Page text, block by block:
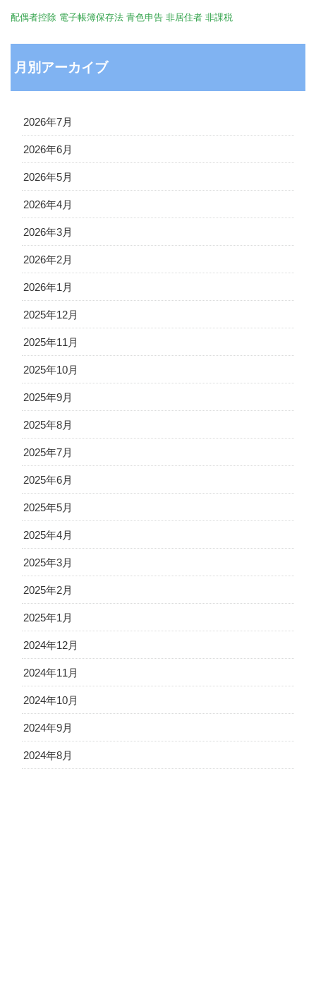
配偶者控除 電子帳簿保存法 青色申告 非居住者 非課税
月別アーカイブ
2026年7月
2026年6月
2026年5月
2026年4月
2026年3月
2026年2月
2026年1月
2025年12月
2025年11月
2025年10月
2025年9月
2025年8月
2025年7月
2025年6月
2025年5月
2025年4月
2025年3月
2025年2月
2025年1月
2024年12月
2024年11月
2024年10月
2024年9月
2024年8月